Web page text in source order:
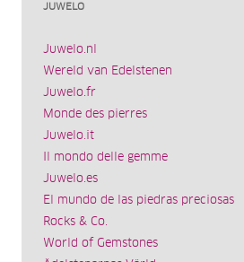
JUWELO
Juwelo.nl
Wereld van Edelstenen
Juwelo.fr
Monde des pierres
Juwelo.it
Il mondo delle gemme
Juwelo.es
El mundo de las piedras preciosas
Rocks & Co.
World of Gemstones